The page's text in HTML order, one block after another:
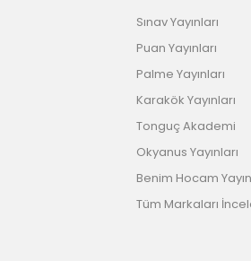
Sınav Yayınları
Puan Yayınları
Palme Yayınları
Karakök Yayınları
Tonguç Akademi
Okyanus Yayınları
Benim Hocam
Tüm Markaları